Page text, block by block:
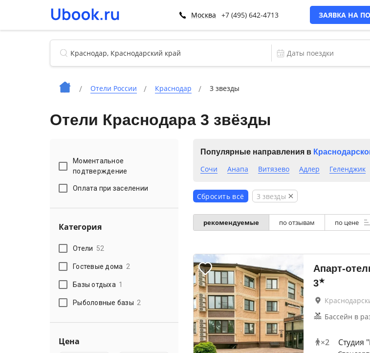
Москва +7 (495) 642-4713 ЗАЯВКА НА
Отели России Краснодар 3 звезды
Отели Краснодара 3 звёзды
Моментальное
подтверждение
Оплата при заселении
Категория
Отели 52
Гостевые дома 2
Базы отдыха 1
Рыболовные базы 2
Цена
Популярные направления в
Сочи Анапа Витязево Адлер Геленджик
Сбросить всё 3 звезды
рекомендуемые по отзывам по цене
Апарт-
3★
Бассейн в
×2 Студия